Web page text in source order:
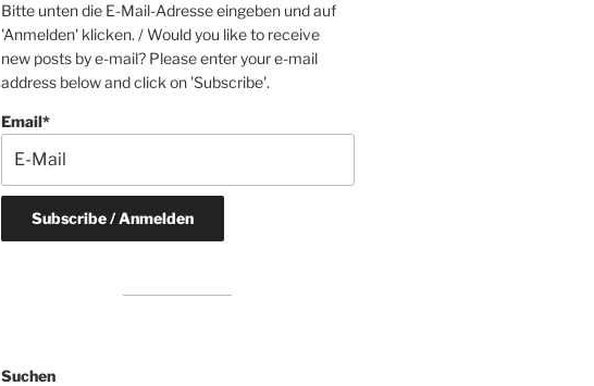
Bitte unten die E-Mail-Adresse eingeben und auf
'Anmelden' klicken. / Would you like to receive
new posts by e-mail? Please enter your e-mail
address below and click on 'Subscribe'.
Email*
Suchen